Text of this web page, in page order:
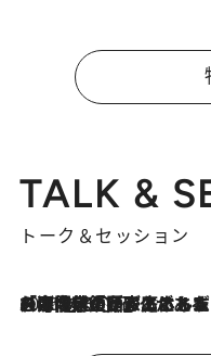
TALK &
トーク＆セッション
2026.8.3
「今後値上げがあるとすれば…」「リスクがあるのは今年の冬」エネルギー専門家が語る、ホルムズ海峡封鎖が家庭にもたらす“ある心配”